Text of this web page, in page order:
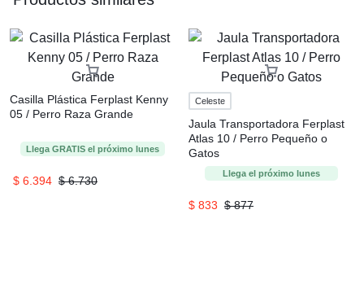
Casilla Plástica Ferplast Kenny
05 / Perro Raza Grande
Llega GRATIS el próximo lunes
$6.730
$ 6.394
Celeste
Jaula Transportadora Ferplast
Atlas 10 / Perro Pequeño o
Gatos
Llega el próximo lunes
$877
$ 833